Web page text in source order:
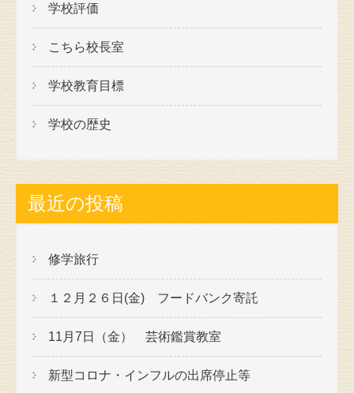
シ
ョ
ン
学校評価
こちら校長室
学校教育目標
学校の歴史
最近の投稿
修学旅行
１２月２６日(金) フードバンク寄託
11月7日（金） 芸術鑑賞教室
新型コロナ・インフルの出席停止等